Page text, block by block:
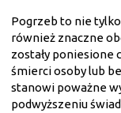
Pogrzeb to nie
również znaczne
zostały poniesione
śmierci osoby lub
stanowi poważne
podwyższeniu